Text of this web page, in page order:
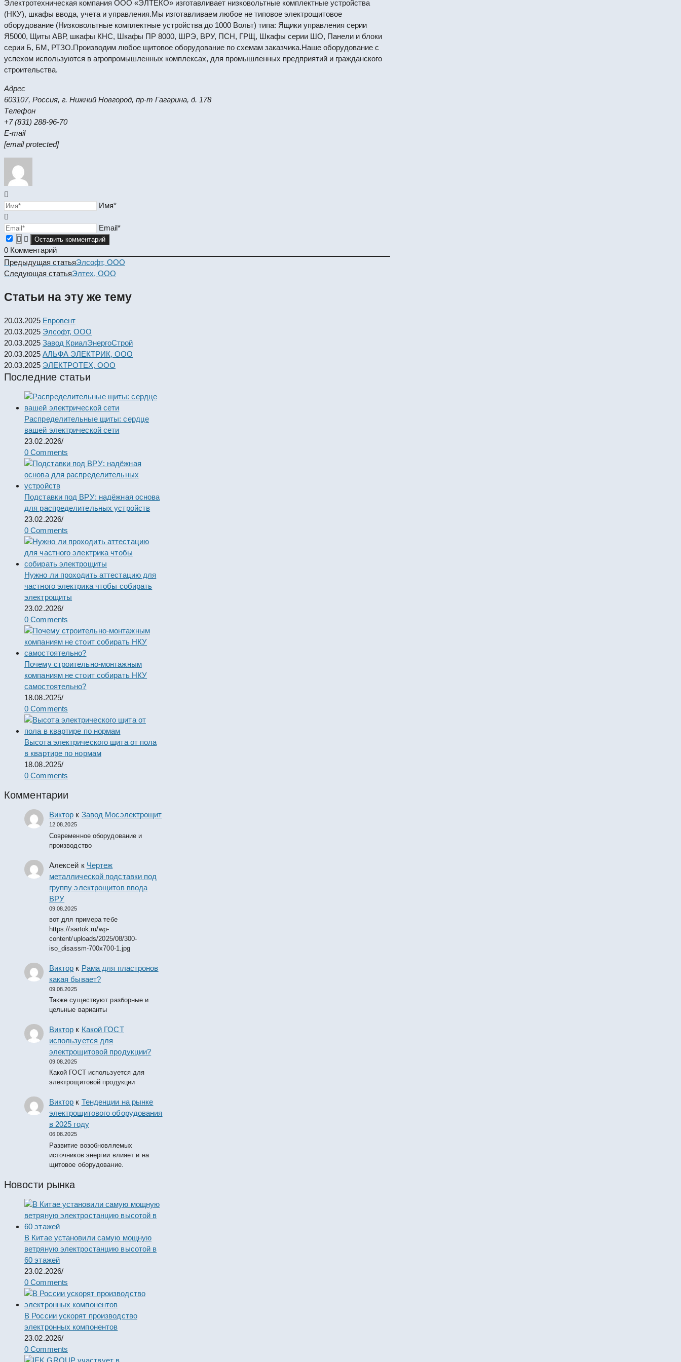
Электротехническая компания ООО «ЭЛТЕКО» изготавливает низковольтные комплектные устройства
(НКУ), шкафы ввода, учета и управления.Мы изготавливаем любое не типовое электрощитовое
оборудование (Низковольтные комплектные устройства до 1000 Вольт) типа: Ящики управления серии
Я5000, Щиты АВР, шкафы КНС, Шкафы ПР 8000, ШРЭ, ВРУ, ПСН, ГРЩ, Шкафы серии ШО, Панели и блоки
серии Б, БМ, РТЗО.Производим любое щитовое оборудование по схемам заказчика.Наше оборудование с
успехом используются в агропромышленных комплексах, для промышленных предприятий и гражданского
строительства.
Адрес
603107, Россия, г. Нижний Новгород, пр-т Гагарина, д. 178
Телефон
+7 (831) 288-96-70
E-mail
[email protected]
Имя*
Email*
0 Комментарий
Read
more
Предыдущая статьяЭлсофт, ООО
Следующая статьяЭлтех, ООО
Статьи на эту же тему
20.03.2025 Евровент
20.03.2025 Элсофт, ООО
20.03.2025 Завод КриалЭнергоСтрой
20.03.2025 АЛЬФА ЭЛЕКТРИК, ООО
20.03.2025 ЭЛЕКТРОТЕХ, ООО
Последние статьи
Распределительные щиты: сердце
вашей электрической сети
23.02.2026/
0 Comments
Подставки под ВРУ: надёжная основа
для распределительных устройств
23.02.2026/
0 Comments
Нужно ли проходить аттестацию для
частного электрика чтобы собирать
электрощиты
23.02.2026/
0 Comments
Почему строительно-монтажным
компаниям не стоит собирать НКУ
самостоятельно?
18.08.2025/
0 Comments
Высота электрического щита от пола
в квартире по нормам
18.08.2025/
0 Comments
Комментарии
Виктор к Завод Мосэлектрощит
12.08.2025
Современное оборудование и
производство
Алексей к Чертеж
металлической подставки под
группу электрощитов ввода
ВРУ
09.08.2025
вот для примера тебе
https://sartok.ru/wp-
content/uploads/2025/08/300-
iso_disassm-700x700-1.jpg
Виктор к Рама для пластронов
какая бывает?
09.08.2025
Также существуют разборные и
цельные варианты
Виктор к Какой ГОСТ
используется для
электрощитовой продукции?
09.08.2025
Какой ГОСТ используется для
электрощитовой продукции
Виктор к Тенденции на рынке
электрощитового оборудования
в 2025 году
06.08.2025
Развитие возобновляемых
источников энергии влияет и на
щитовое оборудование.
Новости рынка
В Китае установили самую мощную
ветряную электростанцию высотой в
60 этажей
23.02.2026/
0 Comments
В России ускорят производство
электронных компонентов
23.02.2026/
0 Comments